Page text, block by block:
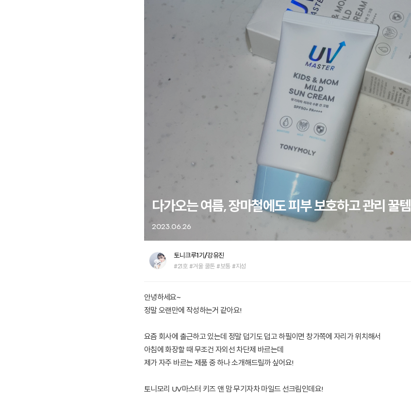
다가오는 여름, 장마철에도 피부 보호하고 관리 꿀템
2023.06.26
토니크루1기/강유진
#21호 #겨울 쿨톤 #보통 #지성
안녕하세요~
정말 오랜만에 작성하는거 같아요!
요즘 회사에 출근하고 있는데 정말 덥기도 덥고 하필이면 창가쪽에 자리가 위치해서
아침에 화장할 때 무조건 자외선 차단제 바르는데
제가 자주 바르는 제품 중 하나 소개해드릴까 싶어요!
토니모리 UV마스터 키즈 앤 맘 무기자차 마일드 선크림인데요!